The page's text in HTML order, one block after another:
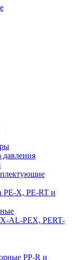
давления
PE-X, PE-RT и
AL-PEX, PERT-
PP-R и